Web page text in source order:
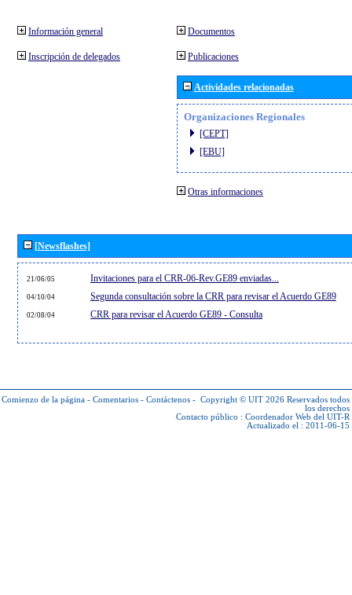
Información general
Inscripción de delegados
Documentos
Publicaciones
Actividades relacionadas
Organizaciones Regionales
[CEPT]
[EBU]
Otras informaciones
[Newsflashes]
21/06/05 Invitaciones para el CRR-06-Rev.GE89 enviadas...
04/10/04 Segunda consultación sobre la CRR para revisar el Acuerdo GE89
02/08/04 CRR para revisar el Acuerdo GE89 - Consulta
Comienzo de la página - Comentarios - Contáctenos - Copyright © UIT 2026 Reservados todos
los derechos
Contacto público : Coordenador Web del UIT-R
Actualizado el : 2011-06-15